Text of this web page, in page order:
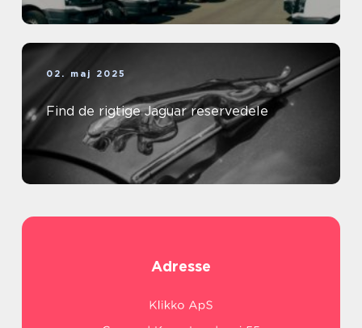
02. maj 2025
Find de rigtige Jaguar reservedele
Adresse